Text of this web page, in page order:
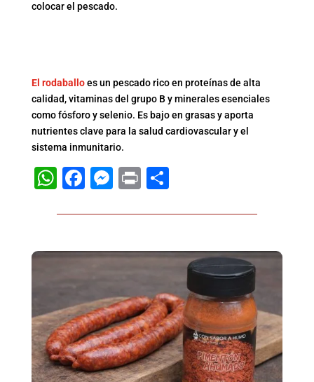
colocar el pescado.
El rodaballoes un pescado rico en proteínas de alta
calidad, vitaminas del grupo B y minerales esenciales
como fósforo y selenio. Es bajo en grasas y aporta
nutrientes clave para la salud cardiovascular y el
sistema inmunitario.
WhatsApp
Facebook
Messenger
Print